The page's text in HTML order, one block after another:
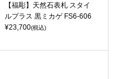
【福彫】天然石表札 スタイ
ルプラス 黒ミカゲ FS6-606
¥23,700(税込)